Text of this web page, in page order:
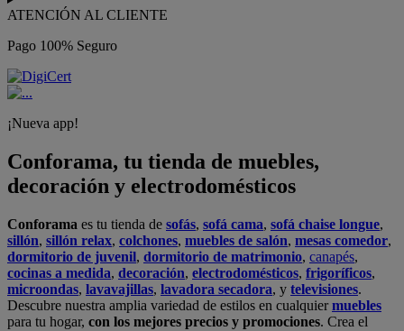
ATENCIÓN AL CLIENTE
Pago 100% Seguro
¡Nueva app!
Conforama, tu tienda de muebles,
decoración y electrodomésticos
Conforama es tu tienda de sofás, sofá cama, sofá chaise longue,
sillón, sillón relax, colchones, muebles de salón, mesas comedor,
dormitorio de juvenil, dormitorio de matrimonio, canapés,
cocinas a medida, decoración, electrodomésticos, frigoríficos,
microondas, lavavajillas, lavadora secadora, y televisiones.
Descubre nuestra amplia variedad de estilos en cualquiermuebles
para tu hogar, con los mejores precios y promociones. Crea el